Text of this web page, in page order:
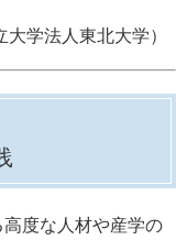
学法人東北大学）​
度な人材や産学の